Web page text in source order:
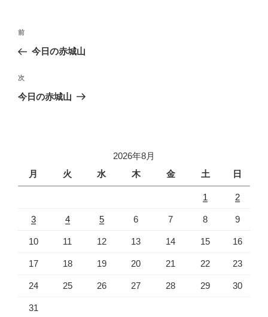
投
ナ
ビ
ゲ
前
の
稿
前
今日の赤城山
次
の
次
今日の赤城山
2026年8月
月
火 水 木 金 土 日
1 2
3 4 5 6 7 8 9
10 11 12 13 14 15 16
17 18 19 20 21 22 23
24 25 26 27 28 29 30
31